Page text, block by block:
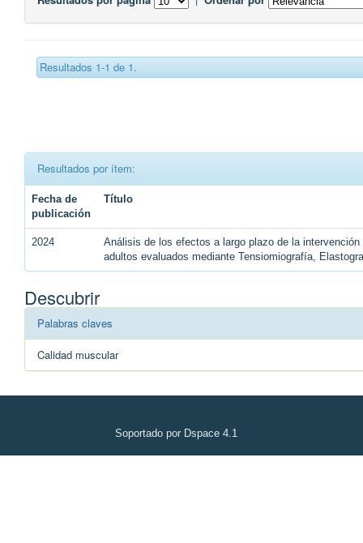
Resultados 1-1 de 1.
Resultados por ítem:
Fecha de
publicación
Título
2024
Análisis de los efectos a largo plazo de la
adultos evaluados mediante Tensiomiografía,
Descubrir
Palabras claves
Calidad muscular
Soportado por Dspace 4.1